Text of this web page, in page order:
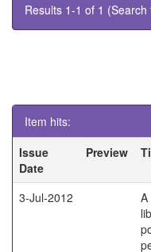
Results 1-1 of 1
Item hits:
Issue
Date
Preview
3-Jul-2012
A